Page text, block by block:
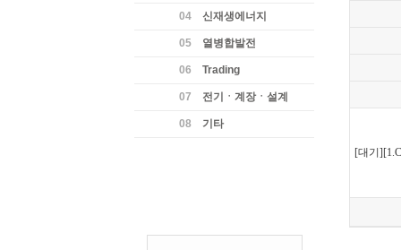
04 신재생에너지
05 열병합발전
06 Trading
07 전기ㆍ계장ㆍ설계
08 기타
[대기